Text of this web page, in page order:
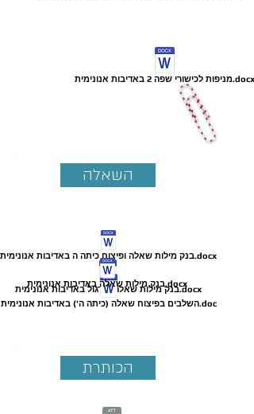
מניפות לכישורי שפה 2 באדיבות אנונימית.docx
השאלה
בנק מילות שאלה ,תרגול באדיבות אנונימית.docx
בנק מילות שאלה ופיצוח כיתה ה באדיבות אנונימית.docx
השלבים בפיצוח שאלה (כיתה ה') באדיבות אנונימית.doc
בנק מילות שאלה באדיבות אנונימית.docx
הכותרת